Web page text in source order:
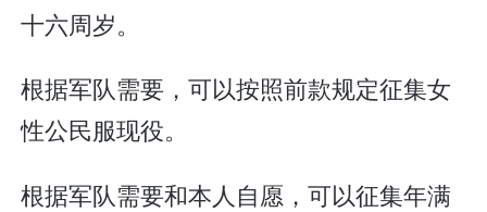
十六周岁。
根据军队需要，可以按照前款规定征集女
性公民服现役。
根据军队需要和本人自愿，可以征集年满